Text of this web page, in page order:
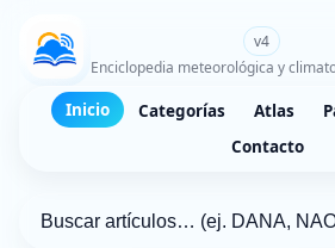
v4
Enciclopedia meteorológica y
Inicio Categorías Atlas
Contacto